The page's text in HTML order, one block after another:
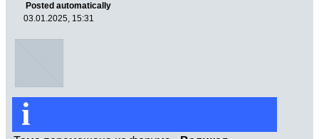
Posted automatically
03.01.2025, 15:31
i